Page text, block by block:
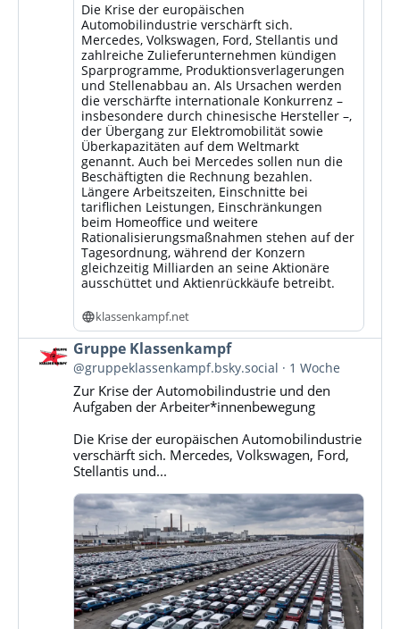
Die Krise der europäischen
Automobilindustrie verschärft sich.
Mercedes, Volkswagen, Ford, Stellantis und
zahlreiche Zulieferunternehmen kündigen
Sparprogramme, Produktionsverlagerungen
und Stellenabbau an. Als Ursachen werden
die verschärfte internationale Konkurrenz –
insbesondere durch chinesische Hersteller –,
der Übergang zur Elektromobilität sowie
Überkapazitäten auf dem Weltmarkt
genannt. Auch bei Mercedes sollen nun die
Beschäftigten die Rechnung bezahlen.
Längere Arbeitszeiten, Einschnitte bei
tariflichen Leistungen, Einschränkungen
beim Homeoffice und weitere
Rationalisierungsmaßnahmen stehen auf der
Tagesordnung, während der Konzern
gleichzeitig Milliarden an seine Aktionäre
ausschüttet und Aktienrückkäufe betreibt.
klassenkampf.net
Beitrag
von
Gruppe
Klassenkampf
Bluesky
ansehen
Gruppe Klassenkampf
@gruppeklassenkampf.bsky.social 1 Woche
Zur Krise der Automobilindustrie und den
Aufgaben der Arbeiter*innenbewegung
Die Krise der europäischen Automobilindustrie
verschärft sich. Mercedes, Volkswagen, Ford,
Stellantis und...